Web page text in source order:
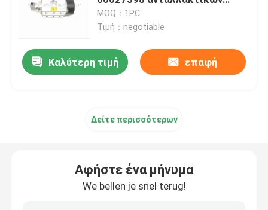
Υδραυλικά μέρη γερανών
Μέρη συστημάτων προσγείωσης γερανών
Μέρη αμαξιών γερανών
γερανών
MOQ：1PC
Τιμή：negotiable
Καλύτερη τιμή επαφή
Δείτε περισσότερων
Αφήστε ένα μήνυμα
We bellen je snel terug!